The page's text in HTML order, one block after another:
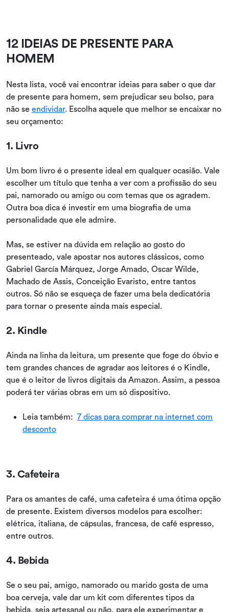
12 IDEIAS DE PRESENTE PARA
HOMEM
Nesta lista, você vai encontrar ideias para saber o que dar
de presente para homem, sem prejudicar seu bolso, para
não se endividar. Escolha aquele que melhor se encaixar no
seu orçamento:
1. Livro
Um bom livro é o presente ideal em qualquer ocasião. Vale
escolher um título que tenha a ver com a profissão do seu
pai, namorado ou amigo ou com temas que os agradem.
Outra boa dica é investir em uma biografia de uma
personalidade que ele admire.
Mas, se estiver na dúvida em relação ao gosto do
presenteado, vale apostar nos autores clássicos, como
Gabriel García Márquez, Jorge Amado, Oscar Wilde,
Machado de Assis, Conceição Evaristo, entre tantos
outros. Só não se esqueça de fazer uma bela dedicatória
para tornar o presente ainda mais especial.
2. Kindle
Ainda na linha da leitura, um presente que foge do óbvio e
tem grandes chances de agradar aos leitores é o Kindle,
que é o leitor de livros digitais da Amazon. Assim, a pessoa
poderá ter várias obras em um só dispositivo.
Leia também: 7 dicas para comprar na internet com
desconto
3. Cafeteira
Para os amantes de café, uma cafeteira é uma ótima opção
de presente. Existem diversos modelos para escolher:
elétrica, italiana, de cápsulas, francesa, de café espresso,
entre outros.
4. Bebida
Se o seu pai, amigo, namorado ou marido gosta de uma
boa cerveja, vale dar um kit com diferentes tipos da
bebida, seja artesanal ou não, para ele experimentar e